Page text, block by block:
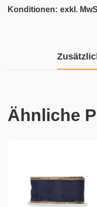
Konditionen: exkl.
Ähnliche